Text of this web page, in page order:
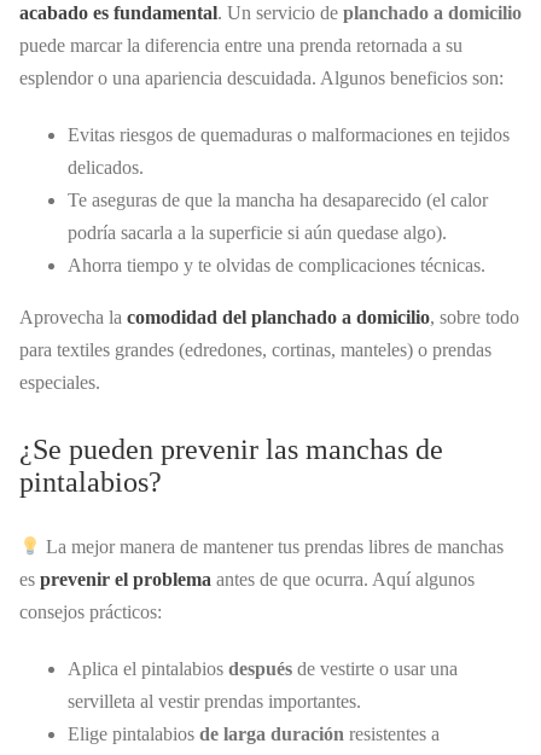
acabado es fundamental. Un servicio de planchado a domicilio
puede marcar la diferencia entre una prenda retornada a su
esplendor o una apariencia descuidada. Algunos beneficios son:
Evitas riesgos de quemaduras o malformaciones en tejidos
delicados.
Te aseguras de que la mancha ha desaparecido (el calor
podría sacarla a la superficie si aún quedase algo).
Ahorra tiempo y te olvidas de complicaciones técnicas.
Aprovecha la comodidad del planchado a domicilio, sobre todo
para textiles grandes (edredones, cortinas, manteles) o prendas
especiales.
¿Se pueden prevenir las manchas de
pintalabios?
La mejor manera de mantener tus prendas libres de manchas
es prevenir el problema antes de que ocurra. Aquí algunos
consejos prácticos:
Aplica el pintalabios después de vestirte o usar una
servilleta al vestir prendas importantes.
Elige pintalabios de larga duración resistentes a